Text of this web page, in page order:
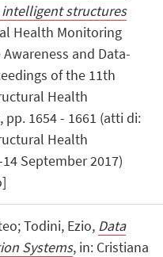
structures
Health Monitoring
and Data-
of the 11th
Health
pp. 1654 - 1661 (atti di:
Health
September 2017)
Todini, Ezio, Data
Systems, in: Cristiana